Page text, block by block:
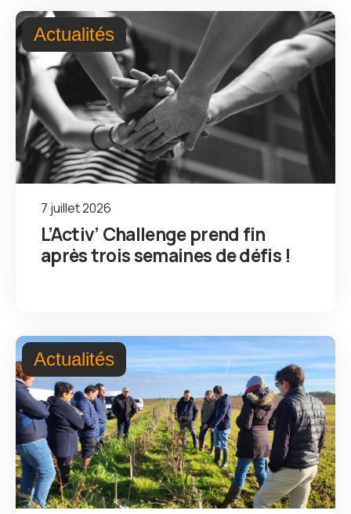
Actualités
7 juillet 2026
L’Activ’ Challenge prend fin
après trois semaines de défis !
Actualités